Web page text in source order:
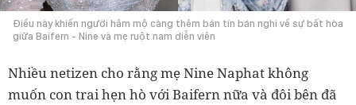
Điều này khiến người hâm mộ càng thêm bán tín bán nghi về sự bất hòa
giữa Baifern - Nine và mẹ ruột nam diễn viên
Nhiều netizen cho rằng mẹ Nine Naphat không
muốn con trai hẹn hò với Baifern nữa và đôi bên đã